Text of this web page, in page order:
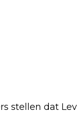
stellen dat